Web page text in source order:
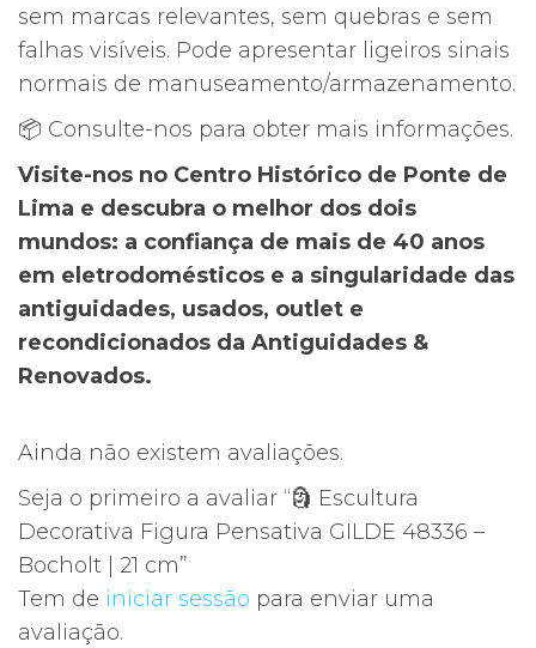
sem marcas relevantes, sem quebras e sem
falhas visíveis. Pode apresentar ligeiros sinais
normais de manuseamento/armazenamento.
📦 Consulte-nos para obter mais informações.
Visite-nos no Centro Histórico de Ponte de
Lima e descubra o melhor dos dois
mundos: a confiança de mais de 40 anos
em eletrodomésticos e a singularidade das
antiguidades, usados, outlet e
recondicionados da Antiguidades &
Renovados.
Ainda não existem avaliações.
Seja o primeiro a avaliar “🗿 Escultura
Decorativa Figura Pensativa GILDE 48336 –
Bocholt | 21 cm”
Tem de iniciar sessão para enviar uma
avaliação.